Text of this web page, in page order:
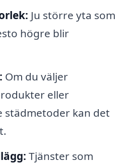
Ju större yta som
högre blir
Om du väljer
eller
städmetoder kan det
Tjänster som